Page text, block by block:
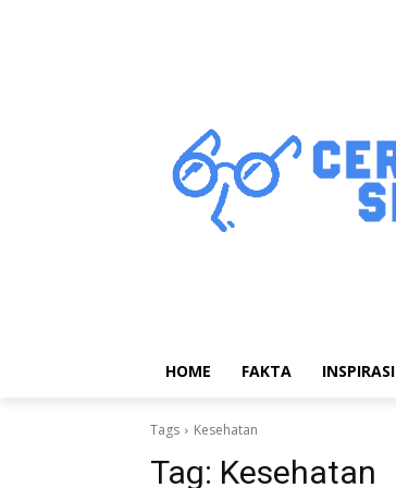
HOME FAKTA INSPIRASI
Tags Kesehatan
Tag: Kesehatan